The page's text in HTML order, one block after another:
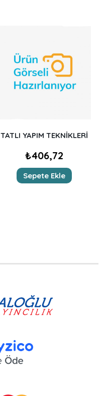
TATLI YAPIM TEKNİKLERİ
₺406,72
Sepete Ekle